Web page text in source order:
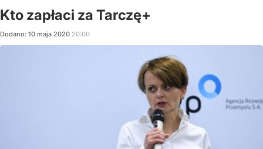
Kto zapłaci za Tarczę+
Dodano: 10 maja 2020 20:00